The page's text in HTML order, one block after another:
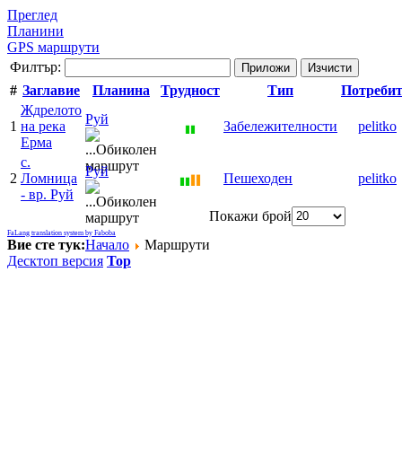
Преглед
Планини
GPS маршрути
Филтър:
Приложи Изчисти
# Заглавие Планина Трудност Тип
Покажи брой
1
Ждрелото
на река
Ерма
Руй Забележителности pelitko
2
с.
Ломница
- вр. Руй
Руй Пешеходен pelitko
FaLang translation system by Faboba
Вие сте тук:Начало
Маршрути
Десктоп версия Top